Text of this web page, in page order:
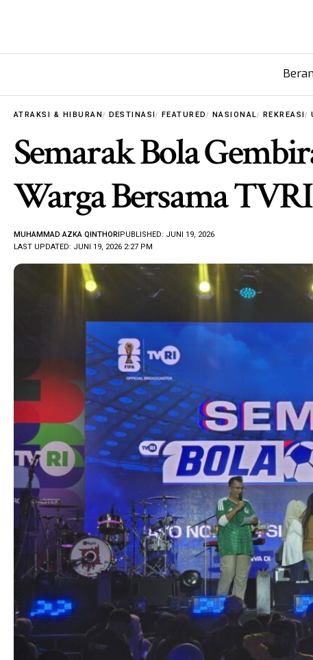
ATRAKSI & HIBURAN DESTINASI FEATURED NASIONAL REKREASI
Semarak Bola
Warga Bersama TVRI
LAST UPDATED: JUNI 19, 2026 2:27 PM
MUHAMMAD AZKA QINTHORIPUBLISHED: JUNI 19, 2026